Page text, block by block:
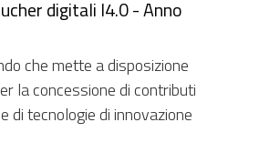
digitali I4.0 - Anno
che mette a disposizione
la concessione di contributi
di tecnologie di innovazione